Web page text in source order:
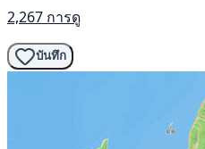
2,267 การดู
บันทึก